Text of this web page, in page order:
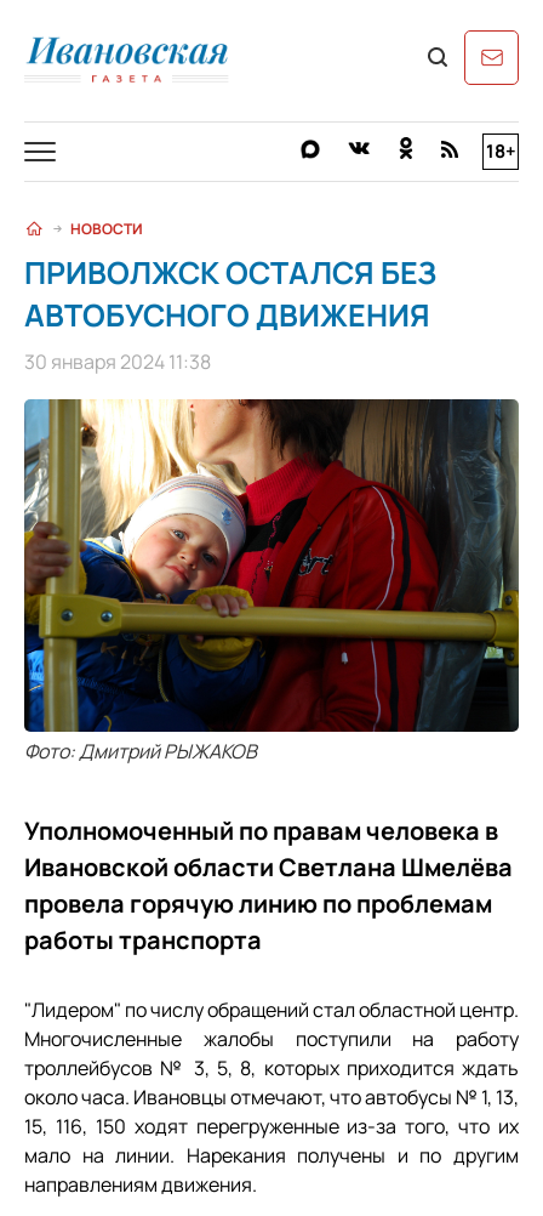
18+
НОВОСТИ
ПРИВОЛЖСК ОСТАЛСЯ БЕЗ
АВТОБУСНОГО ДВИЖЕНИЯ
30 января 2024 11:38
Фото: Дмитрий РЫЖАКОВ
Уполномоченный по правам человека в
Ивановской области Светлана Шмелёва
провела горячую линию по проблемам
работы транспорта
"Лидером" по числу обращений стал областной центр.
Многочисленные жалобы поступили на работу
троллейбусов № 3, 5, 8, которых приходится ждать
около часа. Ивановцы отмечают, что автобусы № 1, 13,
15, 116, 150 ходят перегруженные из-за того, что их
мало на линии. Нарекания получены и по другим
направлениям движения.